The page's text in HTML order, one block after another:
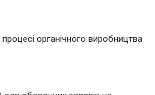
органічного виробництва